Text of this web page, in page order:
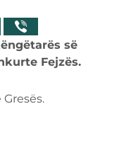
së
Fejzës.